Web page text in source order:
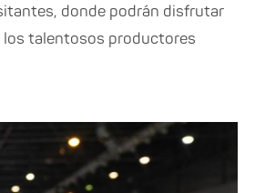
donde podrán disfrutar
los talentosos productores